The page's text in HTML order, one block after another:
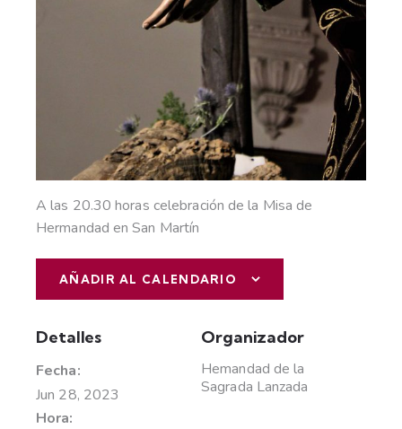
A las 20.30 horas celebración de la Misa de
Hermandad en San Martín
AÑADIR AL CALENDARIO
Detalles
Fecha:
Jun 28, 2023
Hora:
Organizador
Hemandad de la
Sagrada Lanzada